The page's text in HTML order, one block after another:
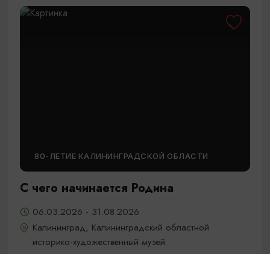
80-ЛЕТИЕ КАЛИНИНГРАДСКОЙ ОБЛАСТИ
С чего начинается Родина
06.03.2026 - 31.08.2026
Калининград, Калининградский областной
историко-художественный музей